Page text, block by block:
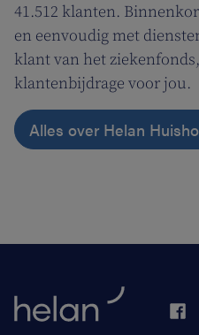
41.512 klanten.
en eenvoudig met
klant van het
klantenbijdrage voor jou.
Alles over Helan